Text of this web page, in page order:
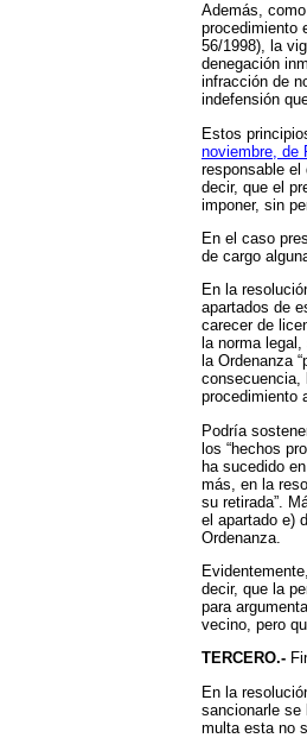
Además,
procedimiento
56/1998), la
denegación
infracción de
indefensión
Estos
noviembre, de
responsable el
decir, que el
imponer, sin
En el caso
de cargo
En la
apartados de
carecer de
la norma
la Ordenanza
consecuencia,
procedimiento
Podría
los “hechos
ha sucedido
más, en la
su retirada”.
el apartado e)
Ordenanza.
decir, que la
para
vecino, pero
TERCERO.-
En la
sancionarle se
multa esta no